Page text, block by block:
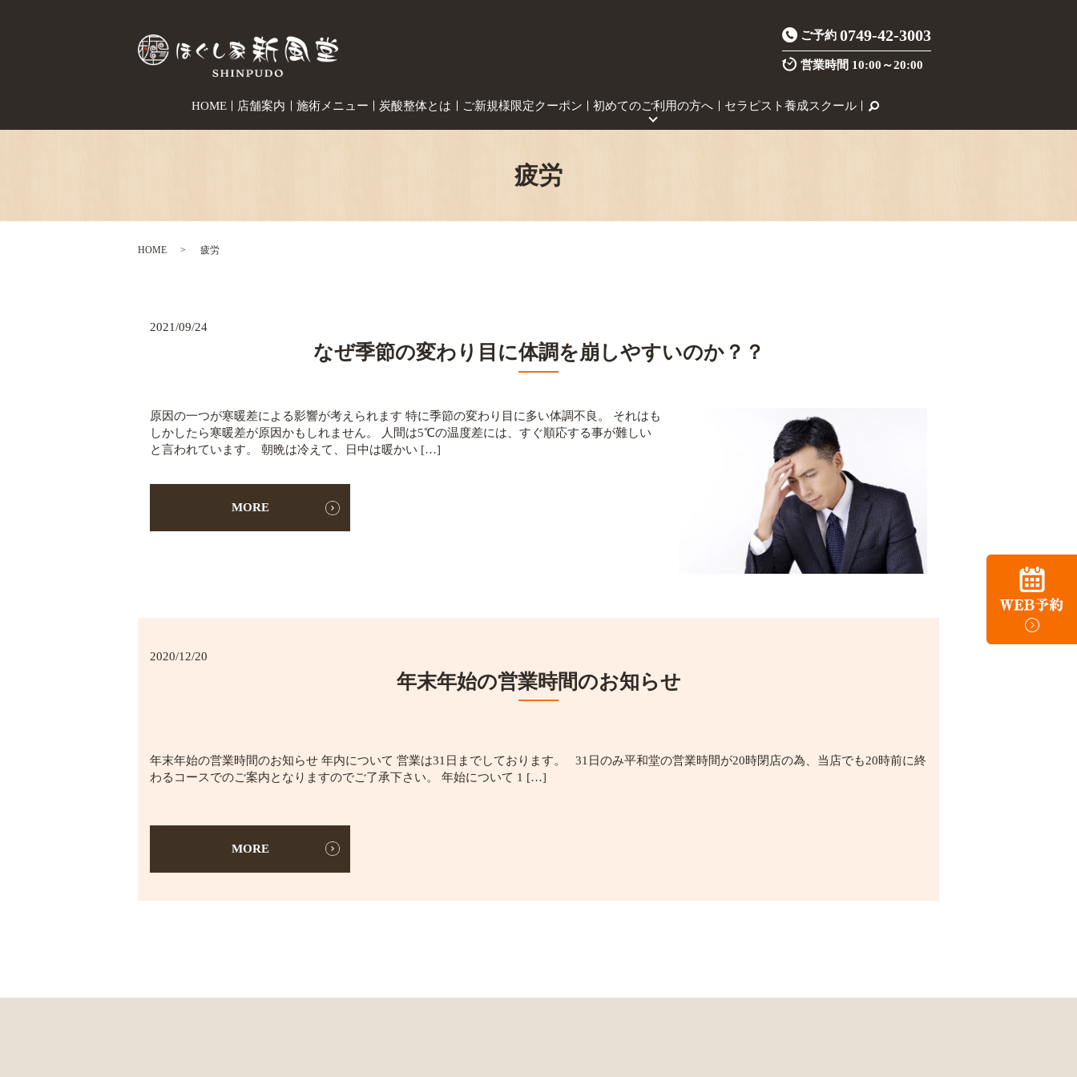
ご予約 0749-42-3003
営業時間 10:00～20:00
HOME 店舗案内 施術メニュー 炭酸整体とは ご新規様限定クーポン 初めてのご利用の方へ セラピスト養成スクール
疲労
HOME 疲労
2021/09/24
なぜ季節の変わり目に体調を崩しやすいのか？？
原因の一つが寒暖差による影響が考えられます 特に季節の変わり目に多い体調不良。 それはも
しかしたら寒暖差が原因かもしれません。 人間は5℃の温度差には、すぐ順応する事が難しい
と言われています。 朝晩は冷えて、日中は暖かい […]
MORE
2020/12/20
年末年始の営業時間のお知らせ
年末年始の営業時間のお知らせ 年内について 営業は31日までしております。 31日のみ平和堂の営業時間が20時閉店の為、当店でも20時前に終
わるコースでのご案内となりますのでご了承下さい。 年始について 1 […]
MORE